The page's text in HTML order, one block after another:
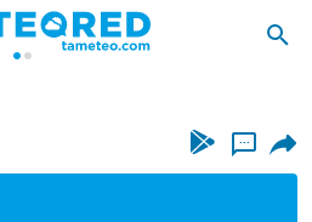
...